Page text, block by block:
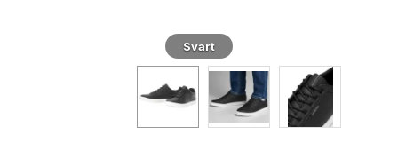
Svart